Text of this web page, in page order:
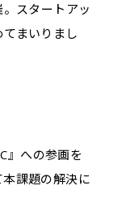
スタートアッ
まいりまし
』への参画を
課題の解決に